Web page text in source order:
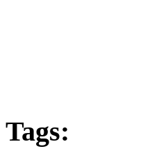
Tags: